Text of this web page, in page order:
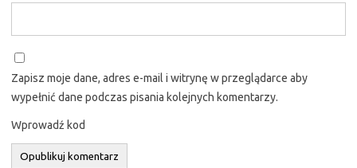
Zapisz moje dane, adres e-mail i witrynę w przeglądarce aby
wypełnić dane podczas pisania kolejnych komentarzy.
Wprowadź kod